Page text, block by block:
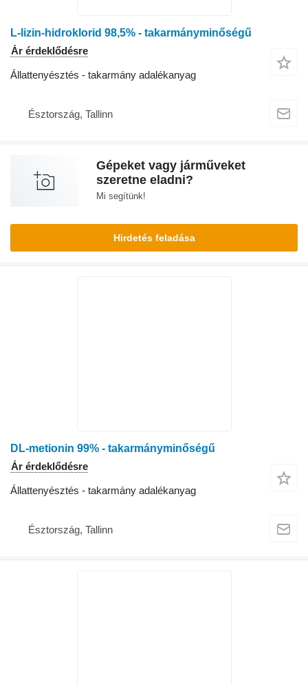
L-lizin-hidroklorid 98,5% - takarmányminőségű
Ár érdeklődésre
Állattenyésztés - takarmány adalékanyag
Észtország, Tallinn
Gépeket vagy járműveket
szeretne eladni?
Mi segítünk!
Hirdetés feladása
DL-metionin 99% - takarmányminőségű
Ár érdeklődésre
Állattenyésztés - takarmány adalékanyag
Észtország, Tallinn